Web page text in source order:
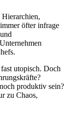
öfter infrage
utopisch. Doch
produktiv sein?
zu Chaos,